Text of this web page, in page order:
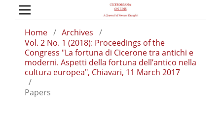
Home / Archives /
Vol. 2 No. 1 (2018): Proceedings of the
Congress "La fortuna di Cicerone tra antichi e
moderni. Aspetti della fortuna dell’antico nella
cultura europea", Chiavari, 11 March 2017
/
Papers